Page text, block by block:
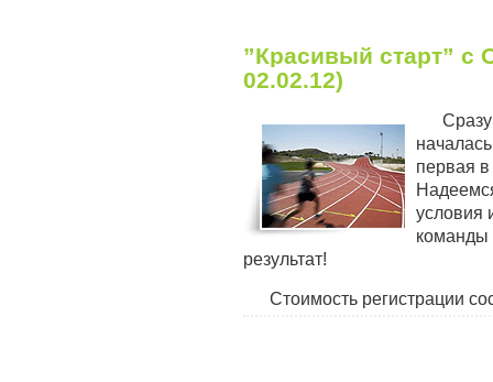
”Красивый старт” c
02.02.12)
первая
условия
команды
результат!
Стоимость регистрации